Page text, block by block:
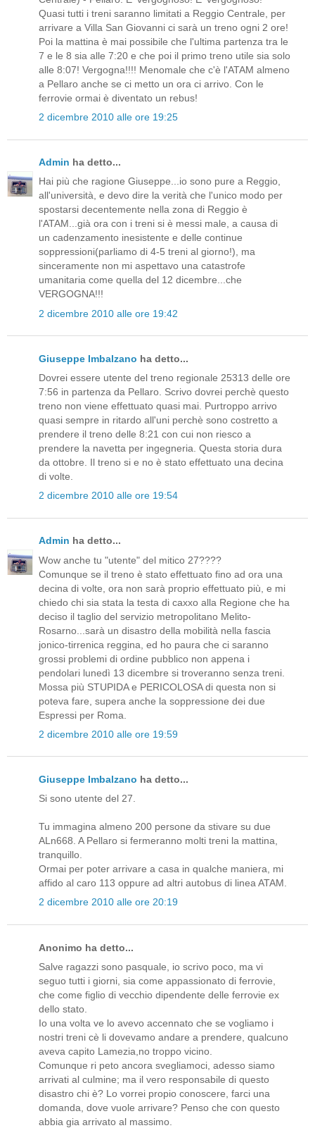
Quasi tutti i treni saranno limitati a Reggio Centrale, per
arrivare a Villa San Giovanni ci sarà un treno ogni 2 ore!
Poi la mattina è mai possibile che l'ultima partenza tra le
7 e le 8 sia alle 7:20 e che poi il primo treno utile sia solo
alle 8:07! Vergogna!!!! Menomale che c'è l'ATAM almeno
a Pellaro anche se ci metto un ora ci arrivo. Con le
ferrovie ormai è diventato un rebus!
2 dicembre 2010 alle ore 19:25
Admin ha detto...
Hai più che ragione Giuseppe...io sono pure a Reggio,
all'università, e devo dire la verità che l'unico modo per
spostarsi decentemente nella zona di Reggio è
l'ATAM...già ora con i treni si è messi male, a causa di
un cadenzamento inesistente e delle continue
soppressioni(parliamo di 4-5 treni al giorno!), ma
sinceramente non mi aspettavo una catastrofe
umanitaria come quella del 12 dicembre...che
VERGOGNA!!!
2 dicembre 2010 alle ore 19:42
Giuseppe Imbalzano ha detto...
Dovrei essere utente del treno regionale 25313 delle ore
7:56 in partenza da Pellaro. Scrivo dovrei perchè questo
treno non viene effettuato quasi mai. Purtroppo arrivo
quasi sempre in ritardo all'uni perchè sono costretto a
prendere il treno delle 8:21 con cui non riesco a
prendere la navetta per ingegneria. Questa storia dura
da ottobre. Il treno si e no è stato effettuato una decina
di volte.
2 dicembre 2010 alle ore 19:54
Admin ha detto...
Wow anche tu "utente" del mitico 27????
Comunque se il treno è stato effettuato fino ad ora una
decina di volte, ora non sarà proprio effettuato più, e mi
chiedo chi sia stata la testa di caxxo alla Regione che ha
deciso il taglio del servizio metropolitano Melito-
Rosarno...sarà un disastro della mobilità nella fascia
jonico-tirrenica reggina, ed ho paura che ci saranno
grossi problemi di ordine pubblico non appena i
pendolari lunedì 13 dicembre si troveranno senza treni.
Mossa più STUPIDA e PERICOLOSA di questa non si
poteva fare, supera anche la soppressione dei due
Espressi per Roma.
2 dicembre 2010 alle ore 19:59
Giuseppe Imbalzano ha detto...
Si sono utente del 27.
Tu immagina almeno 200 persone da stivare su due
ALn668. A Pellaro si fermeranno molti treni la mattina,
tranquillo.
Ormai per poter arrivare a casa in qualche maniera, mi
affido al caro 113 oppure ad altri autobus di linea ATAM.
2 dicembre 2010 alle ore 20:19
Anonimo ha detto...
Salve ragazzi sono pasquale, io scrivo poco, ma vi
seguo tutti i giorni, sia come appassionato di ferrovie,
che come figlio di vecchio dipendente delle ferrovie ex
dello stato.
Io una volta ve lo avevo accennato che se vogliamo i
nostri treni cè li dovevamo andare a prendere, qualcuno
aveva capito Lamezia,no troppo vicino.
Comunque ri peto ancora svegliamoci, adesso siamo
arrivati al culmine; ma il vero responsabile di questo
disastro chi è? Lo vorrei propio conoscere, farci una
domanda, dove vuole arrivare? Penso che con questo
abbia gia arrivato al massimo.